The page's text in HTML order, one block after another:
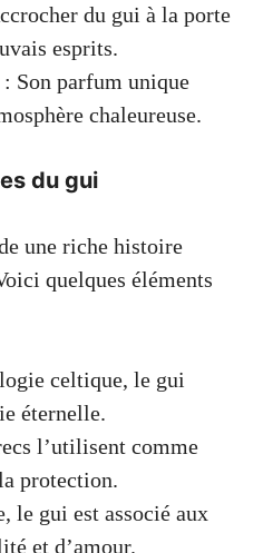
du gui à la porte
esprits.
: Son parfum unique
chaleureuse.
du gui
une riche histoire
quelques éléments
celtique, le gui
éternelle.
l’utilisent comme
protection.
le gui est associé aux
et d’amour.